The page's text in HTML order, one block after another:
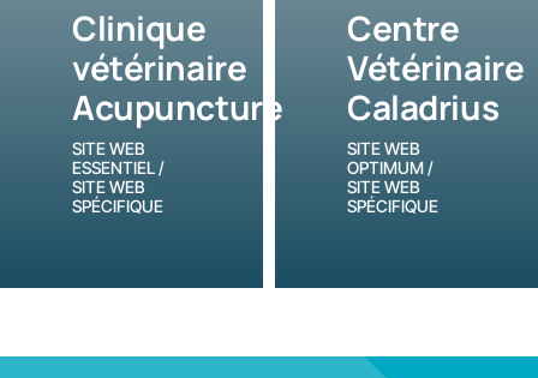
Clinique
vétérinaire
Acupuncture
SITE WEB
ESSENTIEL /
SITE WEB
SPÉCIFIQUE
Centre
Vétérinaire
Caladrius
SITE WEB
OPTIMUM /
SITE WEB
SPÉCIFIQUE